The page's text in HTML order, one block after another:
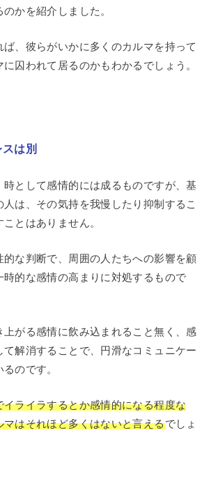
かを紹介しました。
、彼らがいかに多くのカルマを持って
囚われて居るのかもわかるでしょう。
は別
として感情的には成るものですが、基
は、その気持を我慢したり抑制するこ
とはありません。
的な判断で、周囲の人たちへの影響を顧
的な感情の高まりに対処するもので
上がる感情に飲み込まれること無く、感
て解消することで、円滑なコミュニケー
のです。
イライラするとか感情的になる程度な
はそれほど多くはないと言えるでしょ